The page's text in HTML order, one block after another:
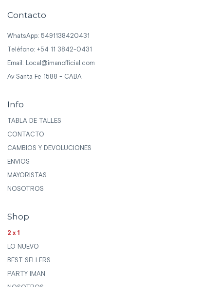
Contacto
WhatsApp: 5491138420431
Teléfono: +54 11 3842-0431
Email: Local@imanofficial.com
Av Santa Fe 1588 - CABA
Info
TABLA DE TALLES
CONTACTO
CAMBIOS Y DEVOLUCIONES
ENVIOS
MAYORISTAS
NOSOTROS
Shop
2x1
LO NUEVO
BEST SELLERS
PARTY IMAN